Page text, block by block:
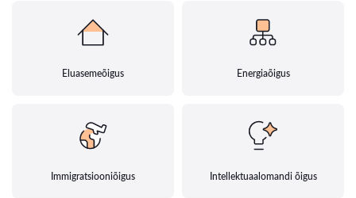
Eluasemeõigus Energiaõigus
Immigratsiooniõigus Intellektuaalomandi õigus